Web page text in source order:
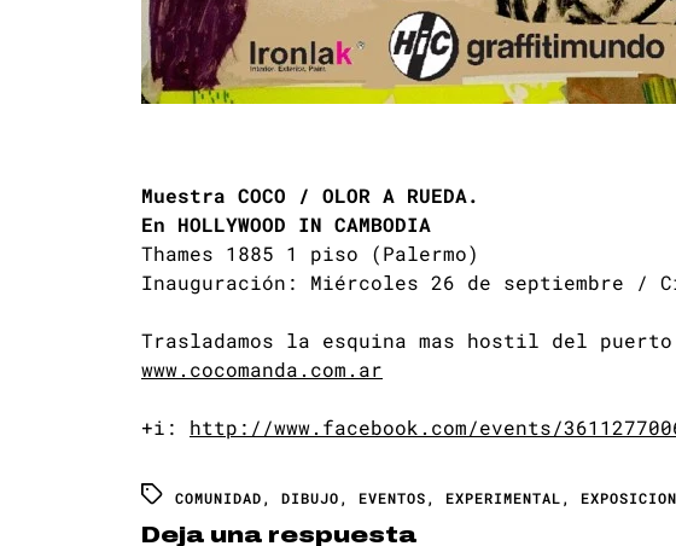
Muestra COCO / OLOR A RUEDA.
En HOLLYWOOD IN CAMBODIA
Thames 1885 1 piso (Palermo)
Inauguración: Miércoles 26 de septiembre /
Trasladamos la esquina mas hostil del
www.cocomanda.com.ar
+i: http://www.facebook.com/events/
COMUNIDAD, DIBUJO, EVENTOS, EXPERIMENTAL,
Deja una respuesta